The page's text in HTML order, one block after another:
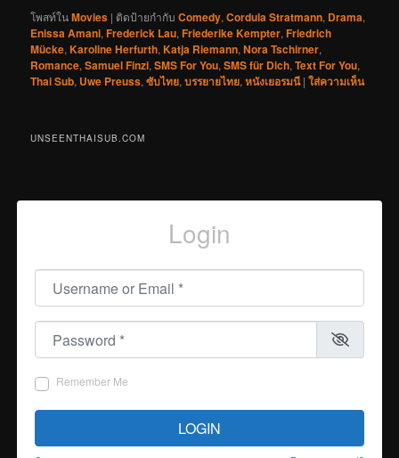
โพสท์ในMovies | ติดป้ายกำกับ Comedy,Cordula Stratmann, Drama,
Enissa Amani,Frederick Lau,Friederike Kempter,Friedrich
Mücke,Karoline Herfurth,Katja Riemann,Nora Tschirner,
Romance,Samuel Finzi,SMS For You,SMS für Dich,Text For You,
Thai Sub, Uwe Preuss,ซับไทย,บรรยายไทย,หนังเยอรมนี |ใส่ความเห็น
UNSEENTHAISUB.COM
Login
Username or Email
Password
Remember Me
LOGIN